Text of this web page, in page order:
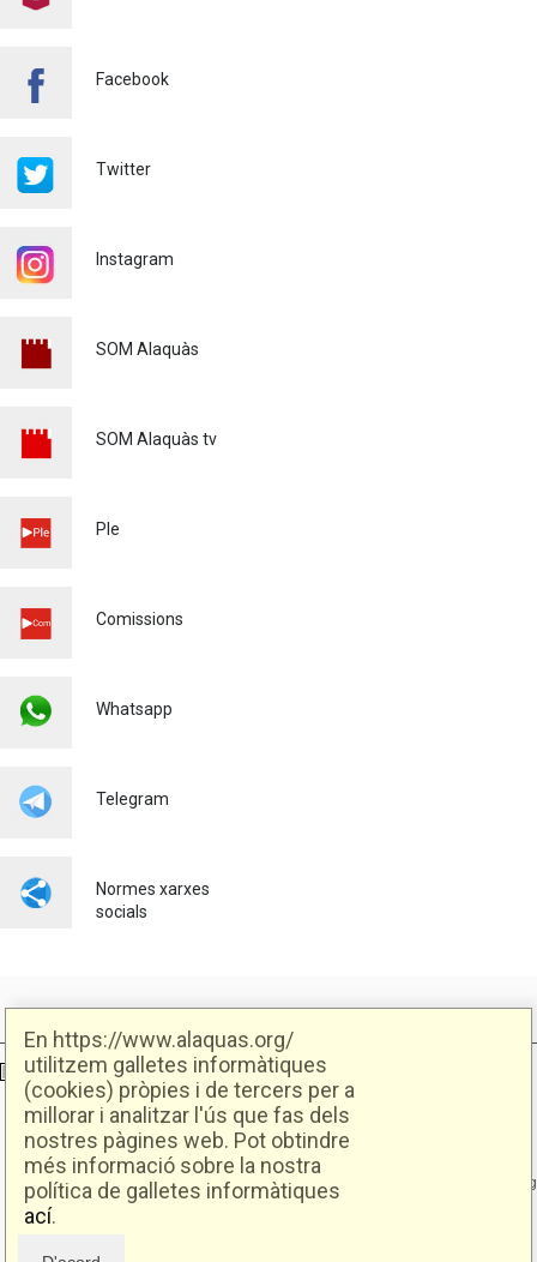
En https://www.alaquas.org/
utilitzem galletes informàtiques
(cookies) pròpies i de tercers per a
millorar i analitzar l'ús que fas dels
nostres pàgines web. Pot obtindre
més informació sobre la nostra
política de galletes informàtiques
ací.
euros per a gaudir de la
22/07/2026
Igualtat 16/06/2026
POEMES - MARE DE DÉU DE
Facebook
Twitter
Instagram
SOM Alaquàs
SOM Alaquàs tv
Ple
Comissions
Whatsapp
Telegram
Normes xarxes
socials
Ajuntament d'Alaquàs Creative Commons
Ajuntament d'Alaquàs.
C/. Major 88. CP: 46970 Alaquàs.dir3: L01460057
Tel.: 96 151 94 00 | FAX: 96 151 94 03 | info@alaquas.org